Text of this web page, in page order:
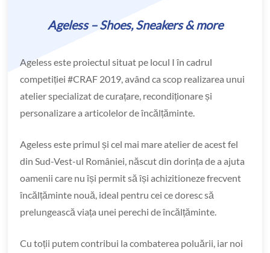
Ageless – Shoes, Sneakers & more
Ageless este proiectul situat pe locul I în cadrul
competiției #CRAF 2019, având ca scop realizarea unui
atelier specializat de curațare, recondiționare și
personalizare a articolelor de încălțăminte.
Ageless este primul și cel mai mare atelier de acest fel
din Sud-Vest-ul României, născut din dorința de a ajuta
oamenii care nu își permit să își achizitioneze frecvent
încălțăminte nouă, ideal pentru cei ce doresc să
prelungească viața unei perechi de încălțăminte.
Cu toții putem contribui la combaterea poluării, iar noi